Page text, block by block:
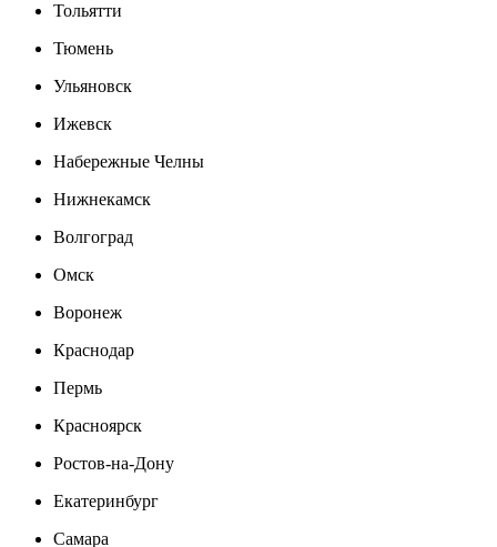
Тольятти
Тюмень
Ульяновск
Ижевск
Набережные Челны
Нижнекамск
Волгоград
Омск
Воронеж
Краснодар
Пермь
Красноярск
Ростов-на-Дону
Екатеринбург
Самара